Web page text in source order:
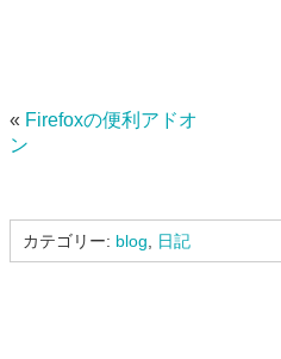
« Firefoxの便利アドオ
ン
カテゴリー: blog 日記